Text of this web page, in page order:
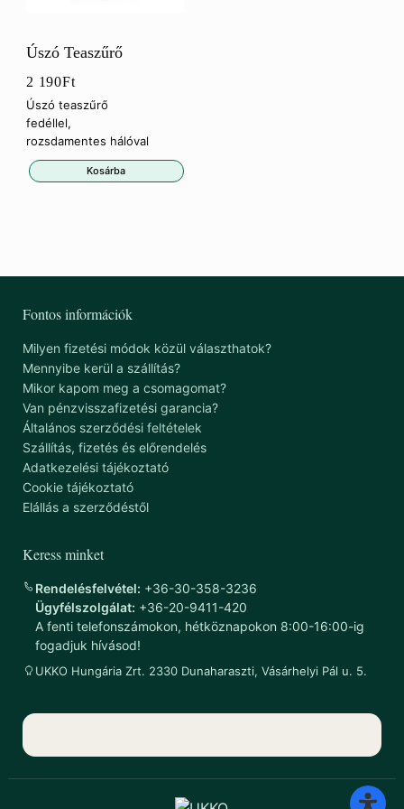
Úszó Teaszűrő
2 190Ft
Úszó teaszűrő
fedéllel,
rozsdamentes hálóval
Kosárba
Fontos információk
Milyen fizetési módok közül választhatok?
Mennyibe kerül a szállítás?
Mikor kapom meg a csomagomat?
Van pénzvisszafizetési garancia?
Általános szerződési feltételek
Szállítás, fizetés és előrendelés
Adatkezelési tájékoztató
Cookie tájékoztató
Elállás a szerződéstől
Keress minket
Rendelésfelvétel: +36-30-358-3236
Ügyfélszolgálat: +36-20-9411-420
A fenti telefonszámokon, hétköznapokon 8:00-16:00-ig
fogadjuk hívásod!
UKKO Hungária Zrt. 2330 Dunaharaszti, Vásárhelyi Pál u. 5.